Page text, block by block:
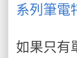
系列筆電
如果只有